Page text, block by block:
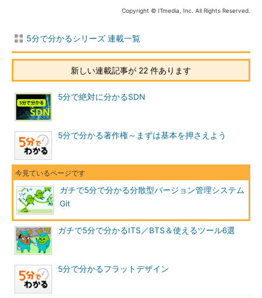
Copyright © ITmedia, Inc. All Rights Reserved.
5分で分かるシリーズ 連載一覧
新しい連載記事が 22 件あります
5分で絶対に分かるSDN
5分で分かる著作権～まずは基本を押さえよう
ガチで5分で分かる分散型バージョン管理システム
Git
ガチで5分で分かるITS／BTS＆使えるツール6選
5分で分かるフラットデザイン